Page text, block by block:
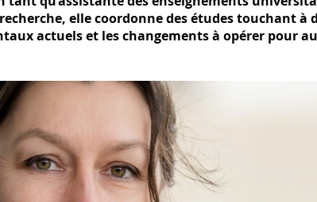
elle coordonne des études touchant à
actuels et les changements à opérer pour